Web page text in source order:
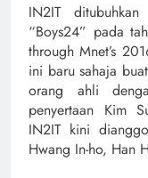
IN2IT
“Boys24” pada
through Mnet’s
ini baru sahaja
orang ahli
penyertaan Kim
IN2IT kini
Hwang In-ho, Han